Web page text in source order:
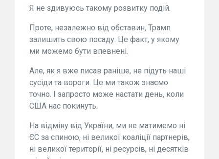
Я не здивуюсь такому розвитку подій.
Проте, незалежно від обставин, Трамп
залишить свою посаду. Це факт, у якому
ми можемо бути впевнені.
Але, як я вже писав раніше, не підуть наші
сусіди та вороги. Це ми також знаємо
точно. І запросто може настати день, коли
США нас покинуть.
На відміну від України, ми не матимемо ні
ЄС за спиною, ні великої коаліції партнерів,
ні великої території, ні ресурсів, ні десятків